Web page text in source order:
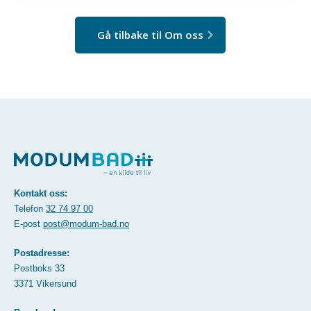
Gå tilbake til Om oss
Kontakt oss:
Telefon 32 74 97 00
E-post post@modum-bad.no
Postadresse:
Postboks 33
3371 Vikersund